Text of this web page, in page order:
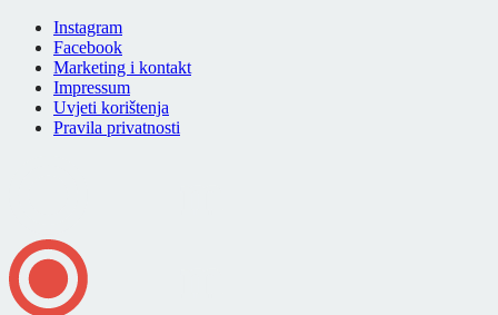
Instagram
Facebook
Marketing i kontakt
Impressum
Uvjeti korištenja
Pravila privatnosti